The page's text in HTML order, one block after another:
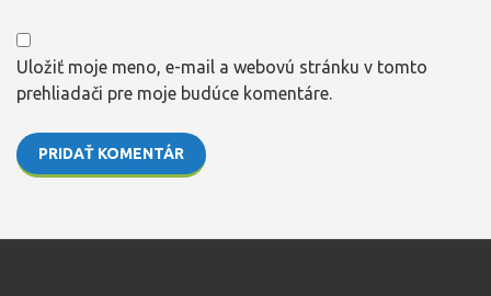
Uložiť moje meno, e-mail a webovú stránku v tomto
prehliadači pre moje budúce komentáre.
PRIDAŤ KOMENTÁR